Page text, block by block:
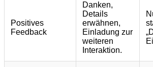
Positives
Feedback
Danken,
Details
erwähnen,
Einladung zur
weiteren
Interaktion.